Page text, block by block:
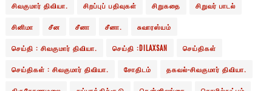
சிவகுமார் திவியா. சிறப்புப் பதிவுகள் சிறுகதை சிறுவர் பாடல்
சினிமா சீன சீனா சீனா. சுவாரஸ்யம்
செய்தி : சிவகுமார் திவியா. செய்தி :DILAXSAN செய்திகள்
செய்திகள் : சிவகுமார் திவியா. சோதிடம் தகவல்-சிவகுமார் திவியா.